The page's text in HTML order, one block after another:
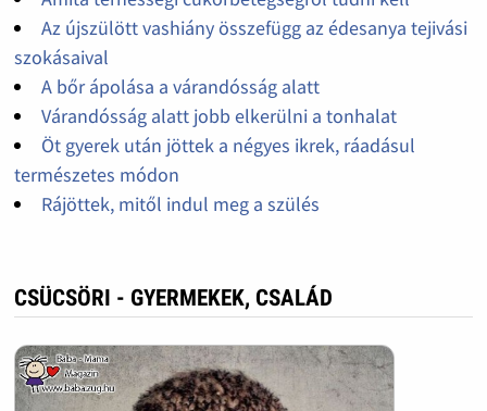
Az újszülött vashiány összefügg az édesanya tejivási
szokásaival
A bőr ápolása a várandósság alatt
Várandósság alatt jobb elkerülni a tonhalat
Öt gyerek után jöttek a négyes ikrek, ráadásul
természetes módon
Rájöttek, mitől indul meg a szülés
CSÜCSÖRI - GYERMEKEK, CSALÁD